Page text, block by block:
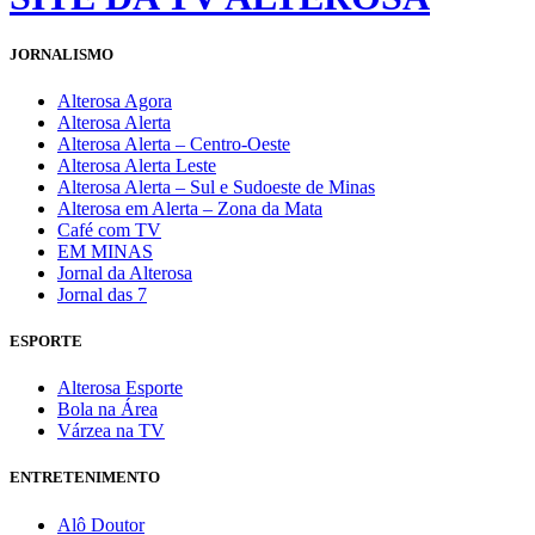
JORNALISMO
Alterosa Agora
Alterosa Alerta
Alterosa Alerta – Centro-Oeste
Alterosa Alerta Leste
Alterosa Alerta – Sul e Sudoeste de Minas
Alterosa em Alerta – Zona da Mata
Café com TV
EM MINAS
Jornal da Alterosa
Jornal das 7
ESPORTE
Alterosa Esporte
Bola na Área
Várzea na TV
ENTRETENIMENTO
Alô Doutor